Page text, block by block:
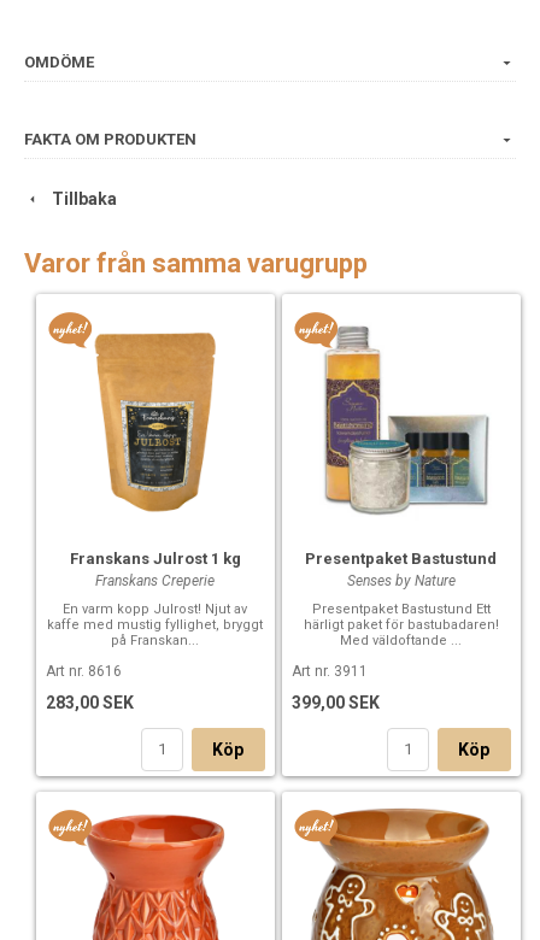
OMDÖME
FAKTA OM PRODUKTEN
Tillbaka
Varor från samma varugrupp
Franskans Julrost 1 kg
Franskans Creperie
En varm kopp Julrost! Njut av
kaffe med mustig fyllighet, bryggt
på Franskan...
Art nr. 8616
283,00 SEK
Köp
Presentpaket Bastustund
Senses by Nature
Presentpaket Bastustund Ett
härligt paket för bastubadaren!
Med väldoftande ...
Art nr. 3911
399,00 SEK
Köp